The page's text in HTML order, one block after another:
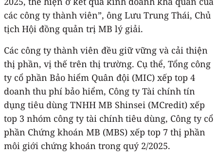
các công ty thành viên”, ông Lưu Trung Thái, Chủ
tịch Hội đồng quản trị MB lý giải.
Các công ty thành viên đều giữ vững và cải thiện
thị phần, vị thế trên thị trường. Cụ thể, Tổng công
ty cổ phần Bảo hiểm Quân đội (MIC) xếp top 4
doanh thu phí bảo hiểm, Công ty Tài chính tín
dụng tiêu dùng TNHH MB Shinsei (MCredit) xếp
top 3 nhóm công ty tài chính tiêu dùng, Công ty cổ
phần Chứng khoán MB (MBS) xếp top 7 thị phần
môi giới chứng khoán trong quý 2/2025.